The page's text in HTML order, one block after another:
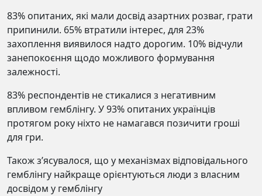
83% опитаних, які мали досвід азартних розваг, грати
припинили. 65% втратили інтерес, для 23%
захоплення виявилося надто дорогим. 10% відчули
занепокоєння щодо можливого формування
залежності.
83% респондентів не стикалися з негативним
впливом гемблінгу. У 93% опитаних українців
протягом року ніхто не намагався позичити гроші
для гри.
Також з’ясувалося, що у механізмах відповідального
гемблінгу найкраще орієнтуються люди з власним
досвідом у гемблінгу